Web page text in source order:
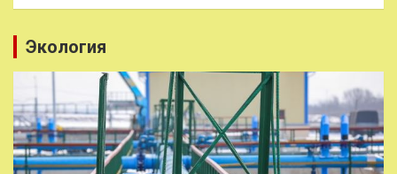
Экология